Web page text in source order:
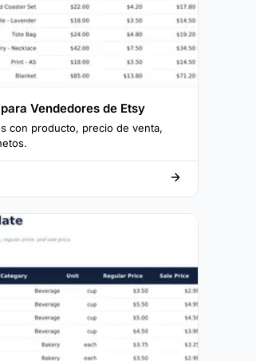
Vendedores de Etsy
con producto, precio de venta,